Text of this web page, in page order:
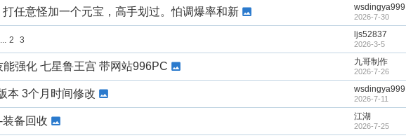
任意怪加一个元宝，高手划过。怕调爆率和新 wsdingya999
2026-7-30
... 2 3
ljs52837
2026-3-5
强化 七星鲁王宫 带网站996PC 九哥制作
2026-7-26
本 3个月时间修改 wsdingya999
2026-7-11
备回收 江湖
2026-7-25